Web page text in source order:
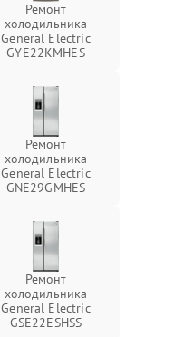
Ремонт
холодильника
General Electric
GYE22KMHES
Ремонт
холодильника
General Electric
GNE29GMHES
Ремонт
холодильника
General Electric
GSE22ESHSS